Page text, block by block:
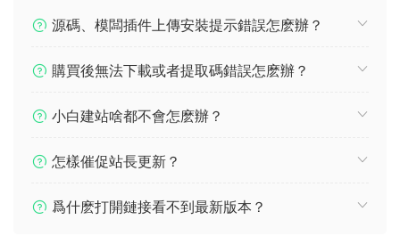
源碼、模闆插件上傳安裝提示錯誤怎麽辦？
購買後無法下載或者提取碼錯誤怎麽辦？
小白建站啥都不會怎麽辦？
怎樣催促站長更新？
爲什麽打開鏈接看不到最新版本？